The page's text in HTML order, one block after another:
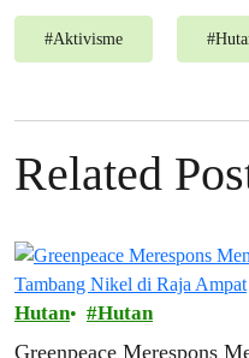
#Aktivisme #
Related
Hutan Hutan
Greenpeace Merespons